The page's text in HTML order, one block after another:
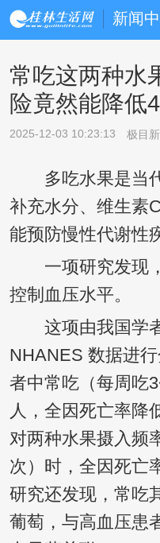
新闻
常吃这两种水
险竟然能降低
2025-12-03 10:23:13 极目
多吃水果是当代
补充水分、维生素
能预防慢性代谢性
一项研究发现，
控制血压水平。
这项由我国学者
NHANES 数据进
者中常吃（每周吃
人，全因死亡率降
对两种水果摄入频
次）时，全因死亡
研究还发现，常吃
葡萄，与高血压患